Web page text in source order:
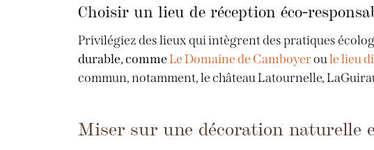
Choisir un lieu de réception éco-
Privilégiez des lieux qui intègrent des pratiques
durable, commeLe Domaine de Camboyeroule lieu
commun, notamment, le château Latournelle,
Miser sur une décoration naturelle